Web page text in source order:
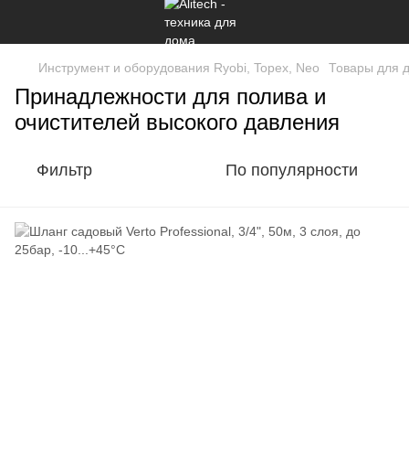
Инструмент и оборудования Ryobi, Topex, Neo Товары для
Принадлежности для полива и
очистителей высокого давления
Фильтр По популярности